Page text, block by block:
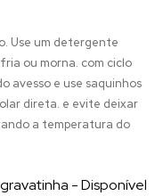
Use um detergente
ou morna. com ciclo
avesso e use saquinhos
direta. e evite deixar
a temperatura do
- Disponível